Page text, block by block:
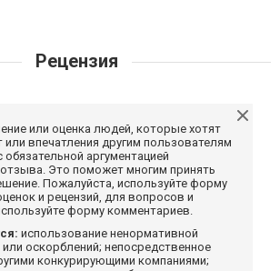
Рецензия
или оценка людей, которые хотят
впечатления другим пользователям
обязательной аргументацией
Это поможет многим принять
Пожалуйста, используйте форму
и рецензий, для вопросов и
форму комментариев.
использование ненормативной
или оскорблений; непосредственное
конкурирующими компаниями;